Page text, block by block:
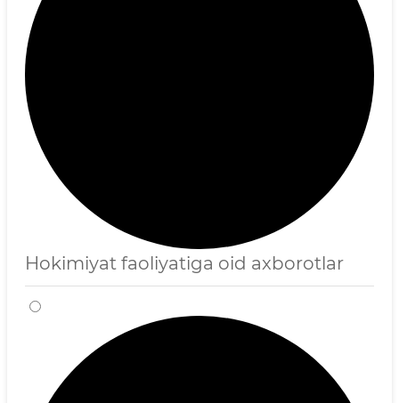
Hokimiyat faoliyatiga oid axborotlar